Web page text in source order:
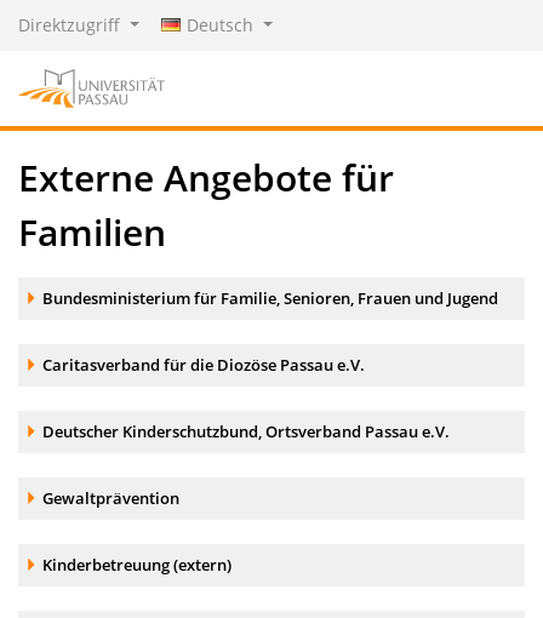
Direktzugriff Deutsch
Externe Angebote für
Familien
Akkordeonelement:
Bundesministerium für Familie, Senioren, Frauen und Jugend
Akkordeonelement:
Caritasverband für die Diozöse Passau e.V.
Akkordeonelement:
Deutscher Kinderschutzbund, Ortsverband Passau e.V.
Akkordeonelement:
Gewaltprävention
Akkordeonelement:
Kinderbetreuung (extern)